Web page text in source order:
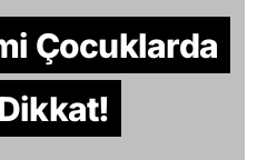
Çocuklarda